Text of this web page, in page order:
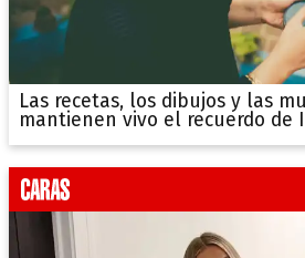
Las recetas, los dibujos y las
mantienen vivo el recuerdo de